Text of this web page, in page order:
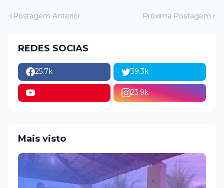
Postagem Anterior Próxima Postagem
REDES SOCIAS
25.7k 39.3k
23.9k
Mais visto